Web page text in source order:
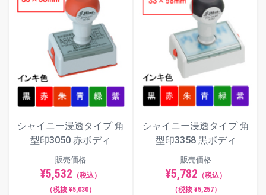
シャイニー浸透タイプ 角
型印3050 赤ボディ
販売価格
¥5,532 （税込）
（税抜 ¥5,030）
シャイニー浸透タイプ 角
型印3358 黒ボディ
販売価格
¥5,782 （税込）
（税抜 ¥5,257）